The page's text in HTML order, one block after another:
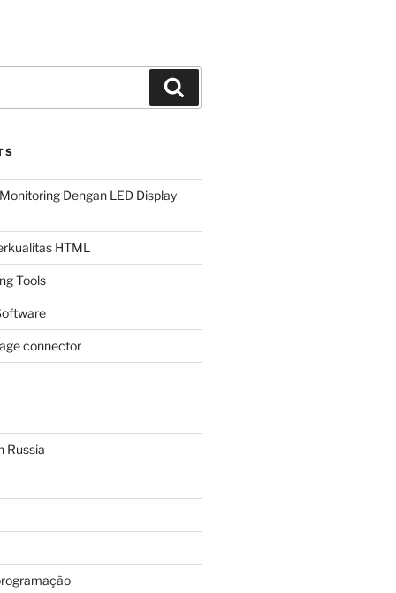
Dengan LED Display
HTML
Tools
connector
Russia